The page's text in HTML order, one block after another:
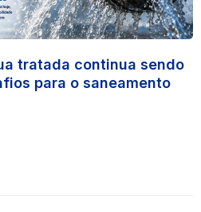
tratada continua sendo
para o saneamento